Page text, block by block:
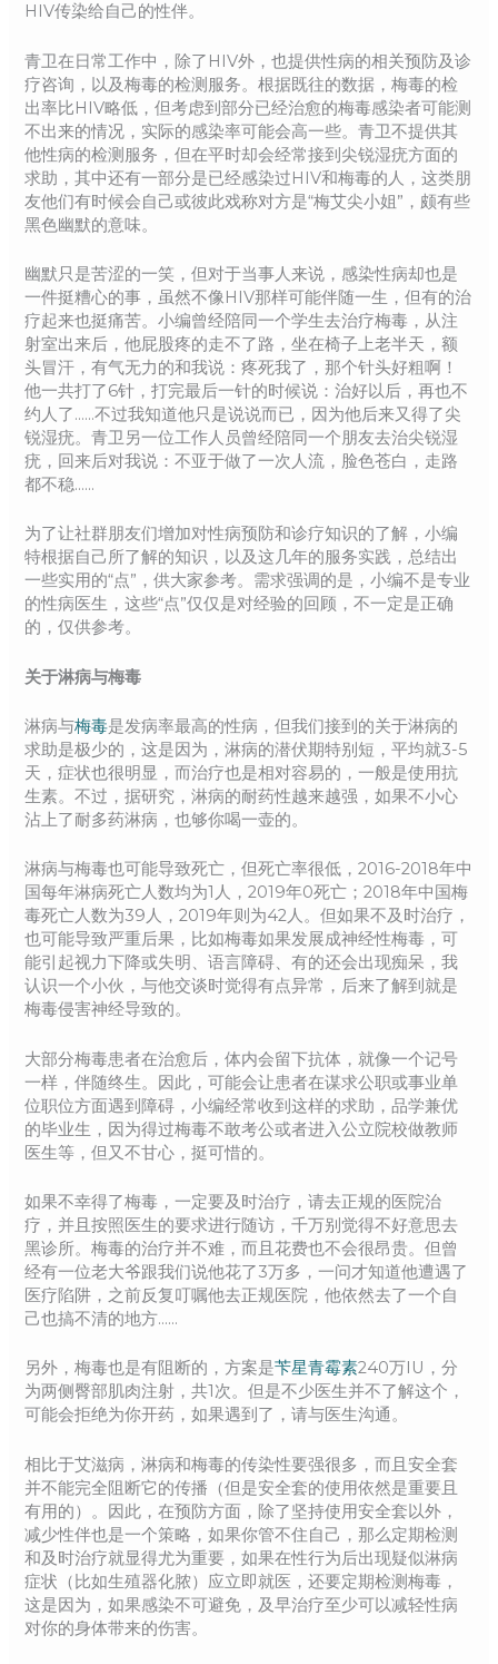
HIV传染给自己的性伴。
青卫在日常工作中，除了HIV外，也提供性病的相关预防及诊
疗咨询，以及梅毒的检测服务。根据既往的数据，梅毒的检
出率比HIV略低，但考虑到部分已经治愈的梅毒感染者可能测
不出来的情况，实际的感染率可能会高一些。青卫不提供其
他性病的检测服务，但在平时却会经常接到尖锐湿疣方面的
求助，其中还有一部分是已经感染过HIV和梅毒的人，这类朋
友他们有时候会自己或彼此戏称对方是“梅艾尖小姐”，颇有些
黑色幽默的意味。
幽默只是苦涩的一笑，但对于当事人来说，感染性病却也是
一件挺糟心的事，虽然不像HIV那样可能伴随一生，但有的治
疗起来也挺痛苦。小编曾经陪同一个学生去治疗梅毒，从注
射室出来后，他屁股疼的走不了路，坐在椅子上老半天，额
头冒汗，有气无力的和我说：疼死我了，那个针头好粗啊！
他一共打了6针，打完最后一针的时候说：治好以后，再也不
约人了……不过我知道他只是说说而已，因为他后来又得了尖
锐湿疣。青卫另一位工作人员曾经陪同一个朋友去治尖锐湿
疣，回来后对我说：不亚于做了一次人流，脸色苍白，走路
都不稳……
为了让社群朋友们增加对性病预防和诊疗知识的了解，小编
特根据自己所了解的知识，以及这几年的服务实践，总结出
一些实用的“点”，供大家参考。需求强调的是，小编不是专业
的性病医生，这些“点”仅仅是对经验的回顾，不一定是正确
的，仅供参考。
关于淋病与梅毒
淋病与梅毒是发病率最高的性病，但我们接到的关于淋病的
求助是极少的，这是因为，淋病的潜伏期特别短，平均就3-5
天，症状也很明显，而治疗也是相对容易的，一般是使用抗
生素。不过，据研究，淋病的耐药性越来越强，如果不小心
沾上了耐多药淋病，也够你喝一壶的。
淋病与梅毒也可能导致死亡，但死亡率很低，2016-2018年中
国每年淋病死亡人数均为1人，2019年0死亡；2018年中国梅
毒死亡人数为39人，2019年则为42人。但如果不及时治疗，
也可能导致严重后果，比如梅毒如果发展成神经性梅毒，可
能引起视力下降或失明、语言障碍、有的还会出现痴呆，我
认识一个小伙，与他交谈时觉得有点异常，后来了解到就是
梅毒侵害神经导致的。
大部分梅毒患者在治愈后，体内会留下抗体，就像一个记号
一样，伴随终生。因此，可能会让患者在谋求公职或事业单
位职位方面遇到障碍，小编经常收到这样的求助，品学兼优
的毕业生，因为得过梅毒不敢考公或者进入公立院校做教师
医生等，但又不甘心，挺可惜的。
如果不幸得了梅毒，一定要及时治疗，请去正规的医院治
疗，并且按照医生的要求进行随访，千万别觉得不好意思去
黑诊所。梅毒的治疗并不难，而且花费也不会很昂贵。但曾
经有一位老大爷跟我们说他花了3万多，一问才知道他遭遇了
医疗陷阱，之前反复叮嘱他去正规医院，他依然去了一个自
己也搞不清的地方……
另外，梅毒也是有阻断的，方案是苄星青霉素240万IU，分
为两侧臀部肌肉注射，共1次。但是不少医生并不了解这个，
可能会拒绝为你开药，如果遇到了，请与医生沟通。
相比于艾滋病，淋病和梅毒的传染性要强很多，而且安全套
并不能完全阻断它的传播（但是安全套的使用依然是重要且
有用的）。因此，在预防方面，除了坚持使用安全套以外，
减少性伴也是一个策略，如果你管不住自己，那么定期检测
和及时治疗就显得尤为重要，如果在性行为后出现疑似淋病
症状（比如生殖器化脓）应立即就医，还要定期检测梅毒，
这是因为，如果感染不可避免，及早治疗至少可以减轻性病
对你的身体带来的伤害。